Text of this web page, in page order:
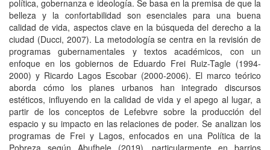
política, gobernanza e ideología. Se basa en la premisa de que la
belleza y la confortabilidad son esenciales para una buena
calidad de vida, aspectos clave en la búsqueda del derecho a la
ciudad (Ducci, 2007). La metodología se centra en la revisión de
programas gubernamentales y textos académicos, con un
enfoque en los gobiernos de Eduardo Frei Ruiz-Tagle (1994-
2000) y Ricardo Lagos Escobar (2000-2006). El marco teórico
aborda cómo los planes urbanos han integrado discursos
estéticos, influyendo en la calidad de vida y el apego al lugar, a
partir de los conceptos de Lefebvre sobre la producción del
espacio y su impacto en las relaciones de poder. Se analizan los
programas de Frei y Lagos, enfocados en una Política de la
Pobreza según Abufhele (2019), particularmente en barrios